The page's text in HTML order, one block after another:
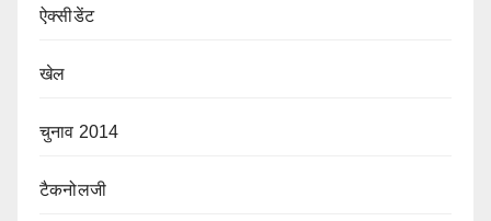
ऐक्सीडेंट
खेल
चुनाव 2014
टैकनोलजी